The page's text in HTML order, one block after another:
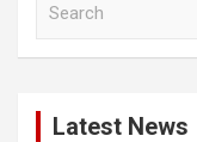
Latest News